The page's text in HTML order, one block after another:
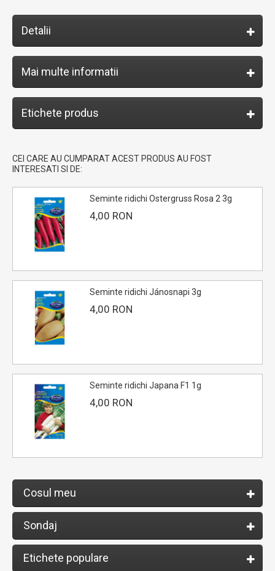
Detalii
Mai multe informatii
Etichete produs
CEI CARE AU CUMPARAT ACEST PRODUS AU FOST
INTERESATI SI DE:
Seminte ridichi Ostergruss Rosa 2 3g
4,00 RON
Seminte ridichi Jánosnapi 3g
4,00 RON
Seminte ridichi Japana F1 1g
4,00 RON
Cosul meu
Sondaj
Etichete populare